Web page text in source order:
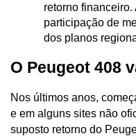
retorno
participação de
dos planos
O Peugeot 408
Nos últimos anos,
e em alguns sites não
suposto retorno do